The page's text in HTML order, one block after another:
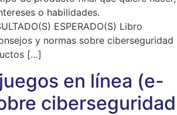
o habilidades.
ESPERADO(S) Libro
y normas sobre ciberseguridad
[…]
en línea (e-
ciberseguridad